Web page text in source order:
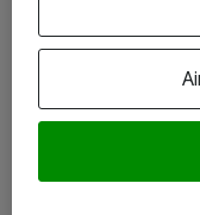
Jälgi meid